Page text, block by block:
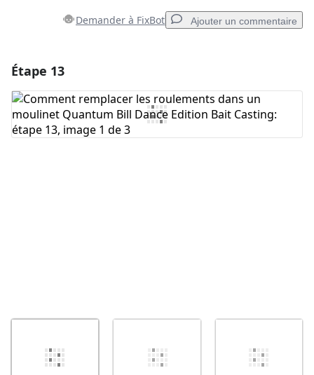
Demander à FixBot Ajouter un commentaire
Ajouter un commentaire
Étape 13